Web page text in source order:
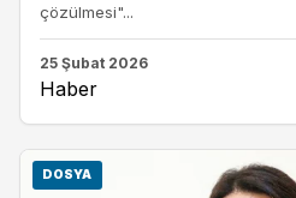
çözülmesi"...
25 Şubat 2026
Haber
DOSYA